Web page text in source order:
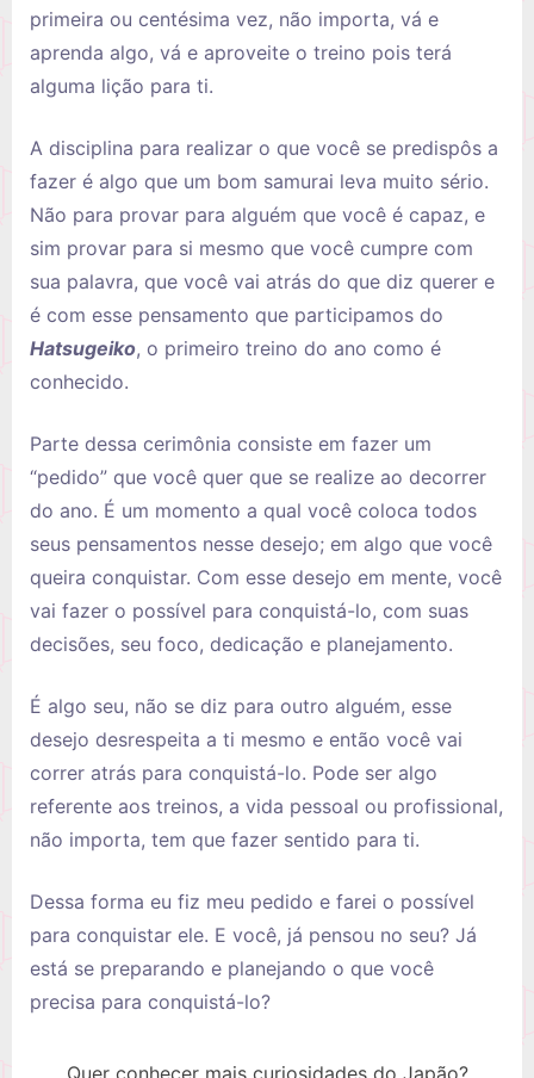
primeira ou centésima vez, não importa, vá e
aprenda algo, vá e aproveite o treino pois terá
alguma lição para ti.
A disciplina para realizar o que você se predispôs a
fazer é algo que um bom samurai leva muito sério.
Não para provar para alguém que você é capaz, e
sim provar para si mesmo que você cumpre com
sua palavra, que você vai atrás do que diz querer e
é com esse pensamento que participamos do
Hatsugeiko, o primeiro treino do ano como é
conhecido.
Parte dessa cerimônia consiste em fazer um
“pedido” que você quer que se realize ao decorrer
do ano. É um momento a qual você coloca todos
seus pensamentos nesse desejo; em algo que você
queira conquistar. Com esse desejo em mente, você
vai fazer o possível para conquistá-lo, com suas
decisões, seu foco, dedicação e planejamento.
É algo seu, não se diz para outro alguém, esse
desejo desrespeita a ti mesmo e então você vai
correr atrás para conquistá-lo. Pode ser algo
referente aos treinos, a vida pessoal ou profissional,
não importa, tem que fazer sentido para ti.
Dessa forma eu fiz meu pedido e farei o possível
para conquistar ele. E você, já pensou no seu? Já
está se preparando e planejando o que você
precisa para conquistá-lo?